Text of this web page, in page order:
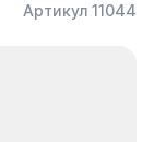
Артикул 11044